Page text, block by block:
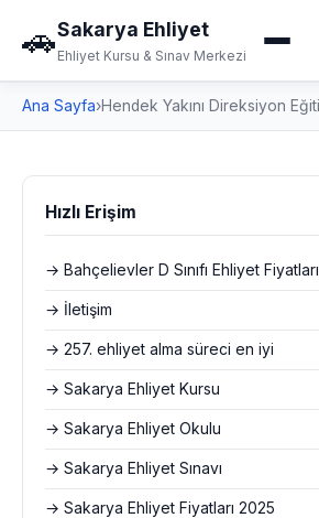
🚗Sakarya Ehliyet
Ehliyet Kursu & Sınav Merkezi
Ana Sayfa›Hendek Yakını Direksiyon
Hızlı Erişim
→ Bahçelievler D Sınıfı Ehliyet Fiyatları
→ İletişim
→ 257. ehliyet alma süreci en iyi
→ Sakarya Ehliyet Kursu
→ Sakarya Ehliyet Okulu
→ Sakarya Ehliyet Sınavı
→ Sakarya Ehliyet Fiyatları 2025